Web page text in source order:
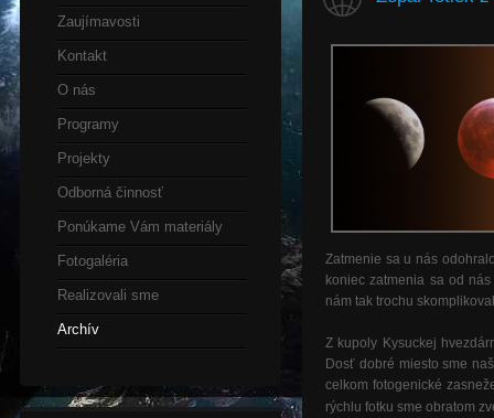
Zaujímavosti
Kontakt
O nás
Programy
Projekty
Odborná činnosť
Ponúkame Vám materiály
Fotogaléria
Realizovali sme
Archív
Zatmenie sa u nás
koniec zatmenia sa od
nám tak trochu
Z kupoly Kysuckej
Dosť dobré miesto sme
celkom fotogenické
rýchlu fotku sme obratom